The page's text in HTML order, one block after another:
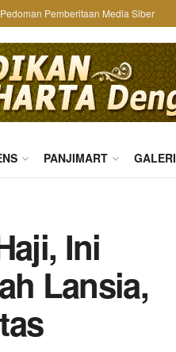
Pedoman Pemberitaan Media Siber
PANJIMART GALERI
Ini
Lansia,